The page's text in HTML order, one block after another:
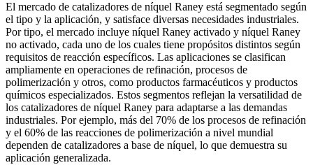
El mercado de catalizadores de níquel Raney está segmentado según
el tipo y la aplicación, y satisface diversas necesidades industriales.
Por tipo, el mercado incluye níquel Raney activado y níquel Raney
no activado, cada uno de los cuales tiene propósitos distintos según
requisitos de reacción específicos. Las aplicaciones se clasifican
ampliamente en operaciones de refinación, procesos de
polimerización y otros, como productos farmacéuticos y productos
químicos especializados. Estos segmentos reflejan la versatilidad de
los catalizadores de níquel Raney para adaptarse a las demandas
industriales. Por ejemplo, más del 70% de los procesos de refinación
y el 60% de las reacciones de polimerización a nivel mundial
dependen de catalizadores a base de níquel, lo que demuestra su
aplicación generalizada.